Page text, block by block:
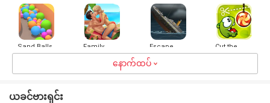
Sand Balls
- Puzzle
Family
Hotel: love
& match-3190.3MB
Escape
Titanic
4.6
Cut the
Rope
နောက်ထပ်
ယခင်ဗားရှင်း